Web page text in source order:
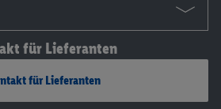
für Lieferanten
für Lieferanten